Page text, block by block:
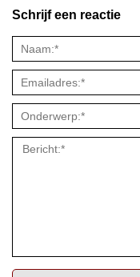
Schrijf een reactie